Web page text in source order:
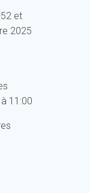
et
2025
11:00